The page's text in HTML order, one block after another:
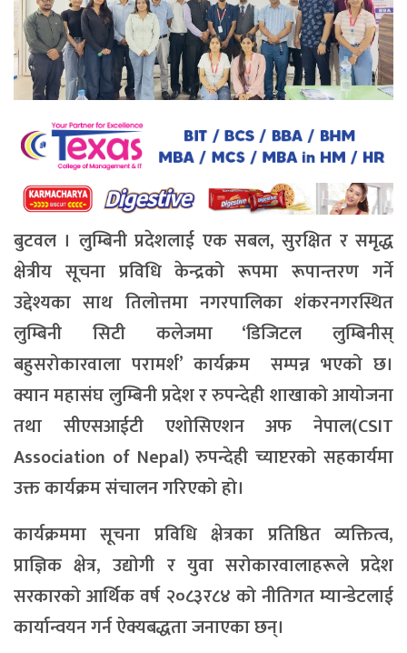
बुटवल । लुम्बिनी प्रदेशलाई एक सबल, सुरक्षित र समृद्ध
क्षेत्रीय सूचना प्रविधि केन्द्रको रूपमा रूपान्तरण गर्ने
उद्देश्यका साथ तिलोत्तमा नगरपालिका शंकरनगरस्थित
लुम्बिनी सिटी कलेजमा ‘डिजिटल लुम्बिनीस्
बहुसरोकारवाला परामर्श’ कार्यक्रम सम्पन्न भएको छ।
क्यान महासंघ लुम्बिनी प्रदेश र रुपन्देही शाखाको आयोजना
तथा सीएसआईटी एशोसिएशन अफ नेपाल(CSIT
Association of Nepal) रुपन्देही च्याप्टरको सहकार्यमा
उक्त कार्यक्रम संचालन गरिएको हो।
कार्यक्रममा सूचना प्रविधि क्षेत्रका प्रतिष्ठित व्यक्तित्व,
प्राज्ञिक क्षेत्र, उद्योगी र युवा सरोकारवालाहरूले प्रदेश
सरकारको आर्थिक वर्ष २०८३र८४ को नीतिगत म्यान्डेटलाई
कार्यान्वयन गर्न ऐक्यबद्धता जनाएका छन्।